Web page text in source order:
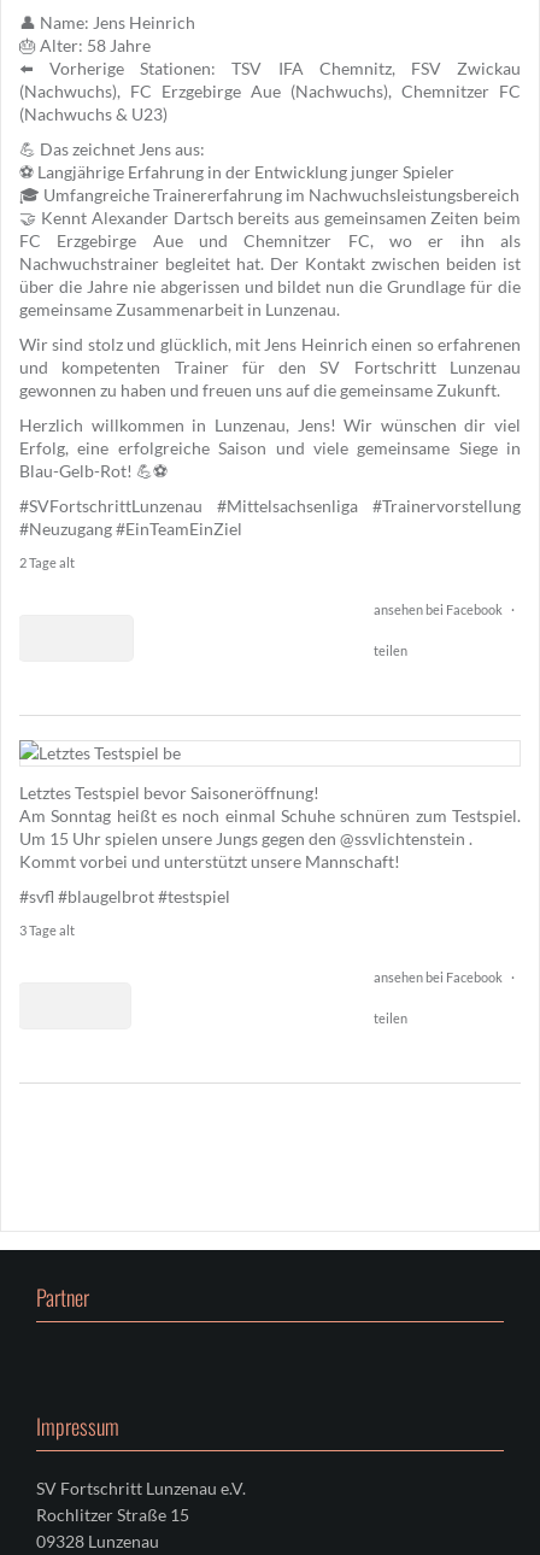
👤 Name: Jens Heinrich
🎂 Alter: 58 Jahre
⬅️ Vorherige Stationen: TSV IFA Chemnitz, FSV Zwickau
(Nachwuchs), FC Erzgebirge Aue (Nachwuchs), Chemnitzer FC
(Nachwuchs & U23)
💪 Das zeichnet Jens aus:
⚽ Langjährige Erfahrung in der Entwicklung junger Spieler
🎓 Umfangreiche Trainererfahrung im Nachwuchsleistungsbereich
🤝 Kennt Alexander Dartsch bereits aus gemeinsamen Zeiten beim
FC Erzgebirge Aue und Chemnitzer FC, wo er ihn als
Nachwuchstrainer begleitet hat. Der Kontakt zwischen beiden ist
über die Jahre nie abgerissen und bildet nun die Grundlage für die
gemeinsame Zusammenarbeit in Lunzenau.
Wir sind stolz und glücklich, mit Jens Heinrich einen so erfahrenen
und kompetenten Trainer für den SV Fortschritt Lunzenau
gewonnen zu haben und freuen uns auf die gemeinsame Zukunft.
Herzlich willkommen in Lunzenau, Jens! Wir wünschen dir viel
Erfolg, eine erfolgreiche Saison und viele gemeinsame Siege in
Blau-Gelb-Rot! 💪⚽
#SVFortschrittLunzenau
#Mittelsachsenliga
#Trainervorstellung
#Neuzugang#EinTeamEinZiel
2 Tage alt
ansehen bei Facebook ·
teilen
85
1
12
Letztes Testspiel bevor Saisoneröffnung!
Am Sonntag heißt es noch einmal Schuhe schnüren zum Testspiel.
Um 15 Uhr spielen unsere Jungs gegen den @ssvlichtenstein .
Kommt vorbei und unterstützt unsere Mannschaft!
#svfl #blaugelbrot#testspiel
3 Tage alt
ansehen bei Facebook ·
teilen
2
Partner
Impressum
SV Fortschritt Lunzenau e.V.
Rochlitzer Straße 15
09328 Lunzenau